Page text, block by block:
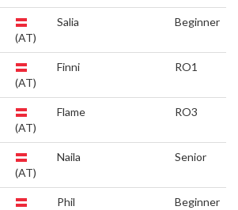
(AT)
Salia Beginner
(AT)
Finni RO1
(AT)
Flame RO3
(AT)
Naila Senior
Phil Beginner